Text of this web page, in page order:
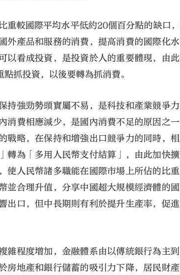
重較國際平均水平低約20個百分點的缺口
產品和服務的消費，提高消費的國際化水
以看成投資，是投資於人的重要體現，由
抓投資，以後要轉為抓消費。
持強勁勢頭實屬不易，是科技和產業競爭
消費相應減少，是國內消費不足的原因之
略，在保持和增強出口競爭力的同時，相
轉為「多用人民幣支付結算」，由此加快
使人民幣諸多職能在國際市場上所佔的比
合理升值，分享中國超大規模經濟體的國
出口，但中長期則有利於提升生產率，促
雜程度增加，金融體系由以傳統銀行為主
房地產和銀行儲蓄的吸引力下降，居民財